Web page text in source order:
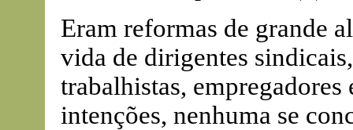
Eram reformas de grande
vida de dirigentes
trabalhistas, empregadores
intenções, nenhuma se